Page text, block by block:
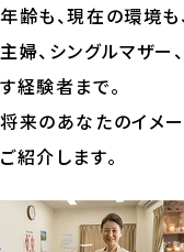
年齢も、現在の環境
主婦、シングルマザー
す経験者まで。
将来のあなたのイメ
ご紹介します。